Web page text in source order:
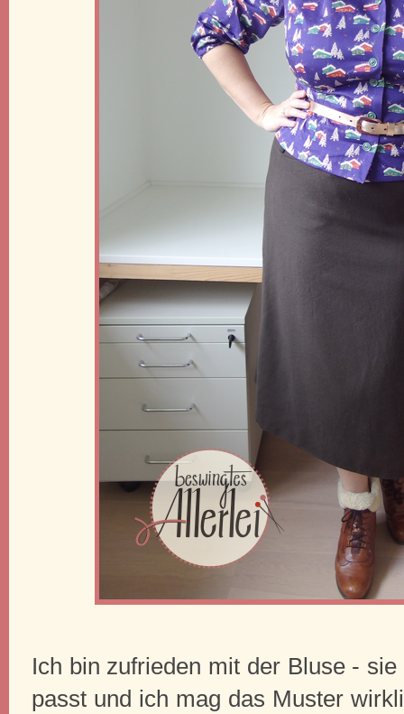
Ich bin zufrieden mit der Bluse -
passt und ich mag das Muster